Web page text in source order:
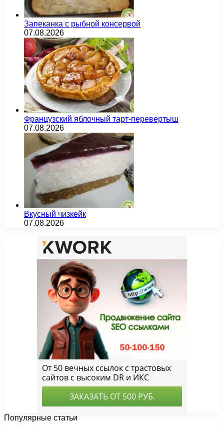
Запеканка с рыбной консервой
07.08.2026
Французский яблочный тарт-перевертыш
07.08.2026
Вкусный чизкейк
07.08.2026
Популярные статьи